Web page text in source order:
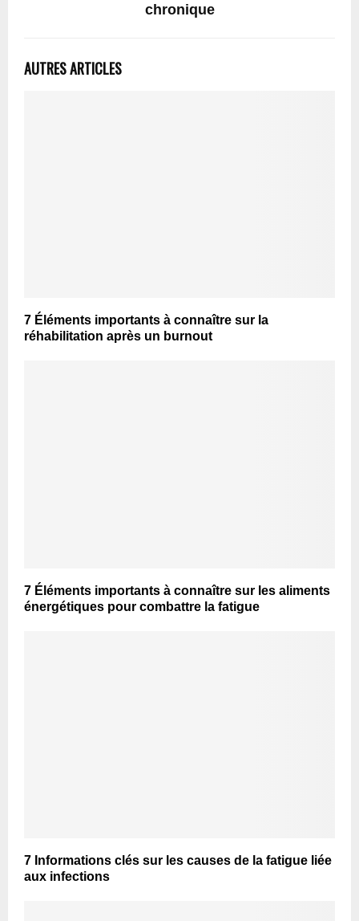
chronique
AUTRES ARTICLES
7 Éléments importants à connaître sur la
réhabilitation après un burnout
7 Éléments importants à connaître sur les aliments
énergétiques pour combattre la fatigue
7 Informations clés sur les causes de la fatigue liée
aux infections